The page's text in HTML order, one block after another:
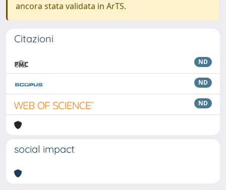
ancora stata validata in ArTS.
Citazioni
ND
ND
ND
social impact